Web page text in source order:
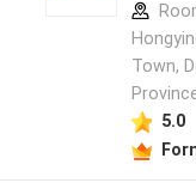
Town,
5.0